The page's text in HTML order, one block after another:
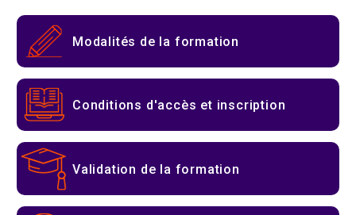
Modalités de la formation
Conditions d'accès et inscription
Validation de la formation